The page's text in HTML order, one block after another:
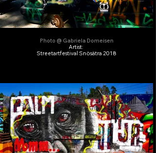
Photo @ Gabriela Domeisen
Artist:
Streetartfestival Snösätra 2018